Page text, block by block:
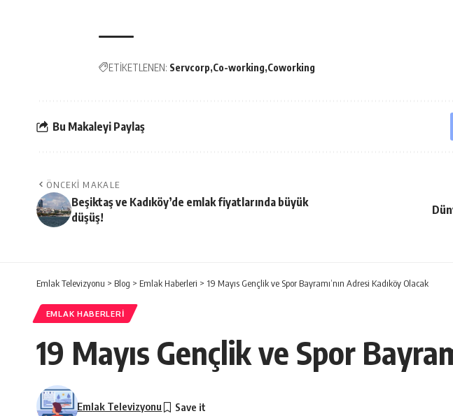
ETİKETLENEN: Servcorp Co-working Coworking
Bu Makaleyi Paylaş
ÖNCEKI MAKALE
Beşiktaş ve Kadıköy’de emlak fiyatlarında büyük
düşüş!
Emlak Televizyonu > Blog > Emlak Haberleri > 19 Mayıs Gençlik ve Spor Bayramı’nın Adresi Kadıköy Olacak
EMLAK HABERLERI
19 Mayıs Gençlik ve Spor
Emlak Televizyonu